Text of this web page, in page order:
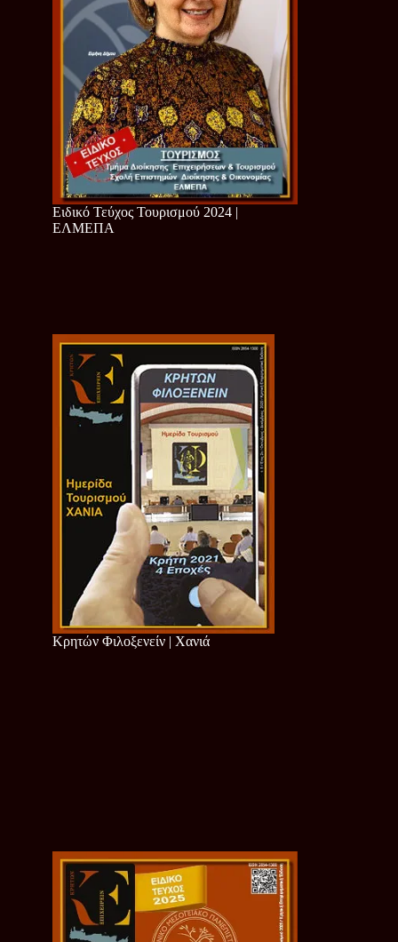
Ειδικό Τεύχος Τουρισμού 2024 |
ΕΛΜΕΠΑ
Κρητών Φιλοξενείν | Χανιά